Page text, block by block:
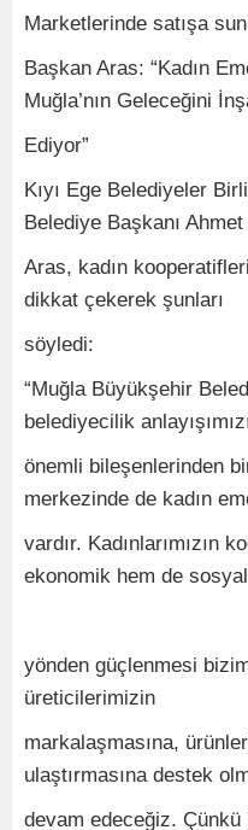
Marketlerinde satışa
Başkan Aras: “Kadın
Muğla’nın Geleceğini
Ediyor”
Kıyı Ege Belediyeler
Belediye Başkanı Ahmet
Aras, kadın
dikkat çekerek şunları
söyledi:
“Muğla Büyükşehir
belediyecilik
önemli bileşenlerinden
merkezinde de kadın
vardır. Kadınlarımızın
ekonomik hem de sosyal
yönden güçlenmesi
üreticilerimizin
markalaşmasına,
ulaştırmasına destek
devam edeceğiz.